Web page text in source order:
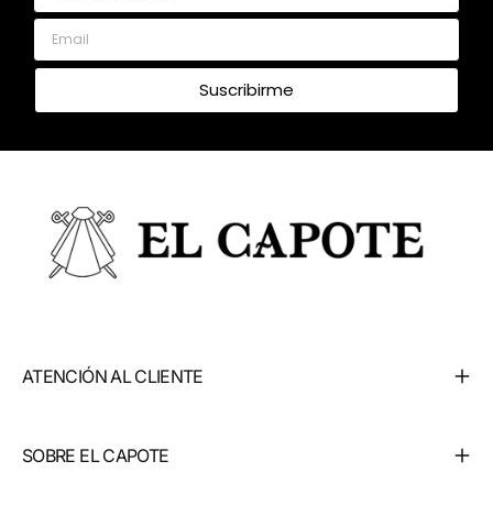
Email
Suscribirme
ATENCIÓN AL CLIENTE
SOBRE EL CAPOTE